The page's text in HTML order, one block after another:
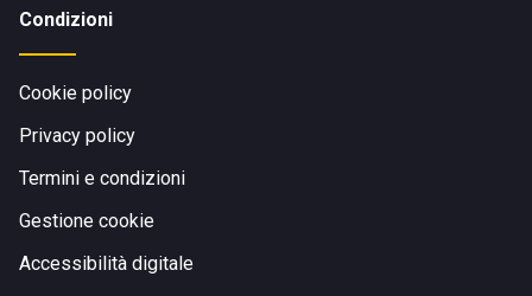
Condizioni
Cookie policy
Privacy policy
Termini e condizioni
Gestione cookie
Accessibilità digitale